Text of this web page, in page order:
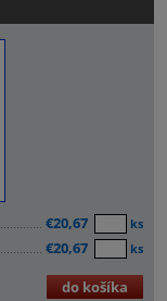
€20,67 ks
€20,67 ks
do košíka